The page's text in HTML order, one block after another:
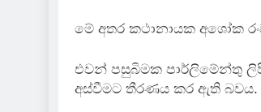
මේ අතර කථානායක අශෝක
එවන් පසුබිමක පාර්ලිමේන්තු
අස්වීමට තීරණය කර ඇති බවය.